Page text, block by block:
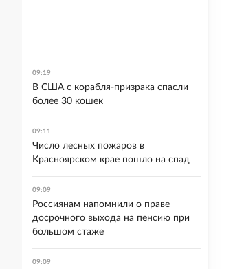
09:19
В США с корабля-призрака спасли
более 30 кошек
09:11
Число лесных пожаров в
Красноярском крае пошло на спад
09:09
Россиянам напомнили о праве
досрочного выхода на пенсию при
большом стаже
09:09